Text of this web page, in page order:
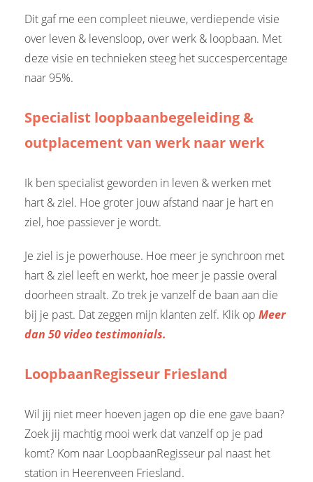
Dit gaf me een compleet nieuwe, verdiepende visie
over leven & levensloop, over werk & loopbaan. Met
deze visie en technieken steeg het succespercentage
naar 95%.
Specialist loopbaanbegeleiding &
outplacement van werk naar werk
Ik ben specialist geworden in leven & werken met
hart & ziel. Hoe groter jouw afstand naar je hart en
ziel, hoe passiever je wordt.
Je ziel is je powerhouse. Hoe meer je synchroon met
hart & ziel leeft en werkt, hoe meer je passie overal
doorheen straalt. Zo trek je vanzelf de baan aan die
bij je past. Dat zeggen mijn klanten zelf. Klik op Meer
dan 50 video testimonials.
LoopbaanRegisseur Friesland
Wil jij niet meer hoeven jagen op die ene gave baan?
Zoek jij machtig mooi werk dat vanzelf op je pad
komt? Kom naar LoopbaanRegisseur pal naast het
station in Heerenveen Friesland.